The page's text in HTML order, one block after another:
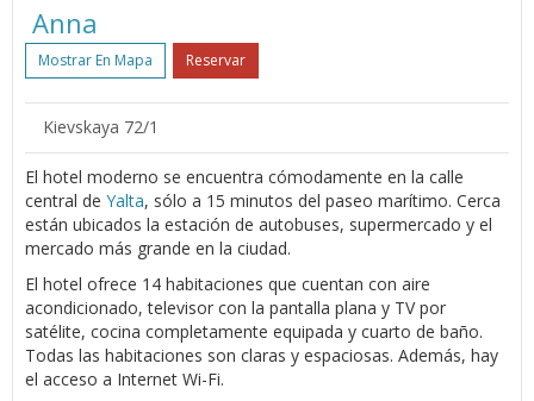
Anna
Mostrar En Mapa Reservar
Kievskaya 72/1
El hotel moderno se encuentra cómodamente en la calle
central de Yalta, sólo a 15 minutos del paseo marítimo. Cerca
están ubicados la estación de autobuses, supermercado y el
mercado más grande en la ciudad.
El hotel ofrece 14 habitaciones que cuentan con aire
acondicionado, televisor con la pantalla plana y TV por
satélite, cocina completamente equipada y cuarto de baño.
Todas las habitaciones son claras y espaciosas. Además, hay
el acceso a Internet Wi-Fi.